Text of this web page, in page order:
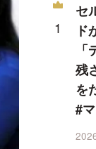
セ
ド
残
を
#